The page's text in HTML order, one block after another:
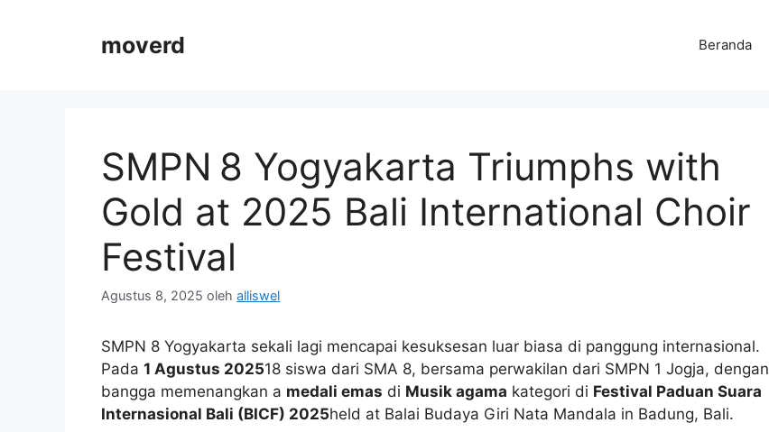
moverd Beranda
SMPN 8 Yogyakarta Triumphs with
Gold at 2025 Bali International Choir
Festival
Agustus 8, 2025 oleh alliswel
SMPN 8 Yogyakarta sekali lagi mencapai kesuksesan luar biasa di panggung internasional.
Pada 1 Agustus 202518 siswa dari SMA 8, bersama perwakilan dari SMPN 1 Jogja, dengan
bangga memenangkan a medali emas di Musik agama kategori di Festival Paduan Suara
Internasional Bali (BICF) 2025held at Balai Budaya Giri Nata Mandala in Badung, Bali.